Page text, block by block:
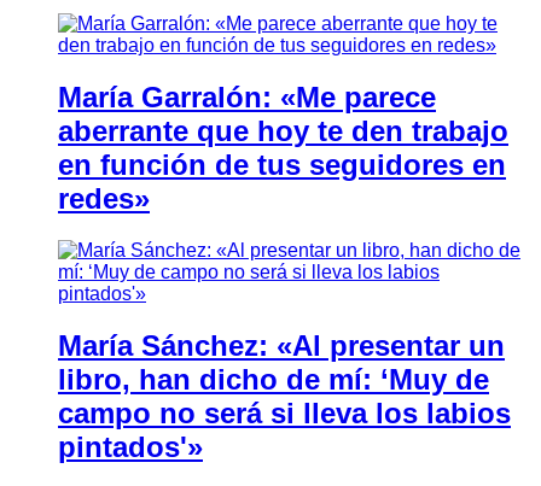
María Garralón: «Me parece
aberrante que hoy te den trabajo
en función de tus seguidores en
redes»
María Sánchez: «Al presentar un
libro, han dicho de mí: ‘Muy de
campo no será si lleva los labios
pintados'»